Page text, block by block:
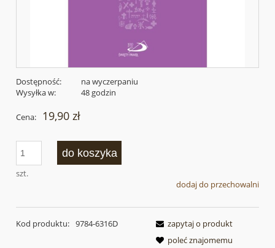
Dostępność:
na wyczerpaniu
Wysyłka w:
48 godzin
Cena: 19,90 zł
szt.
do koszyka
dodaj do przechowalni
Kod produktu: 9784-6316D
zapytaj o produkt
poleć znajomemu